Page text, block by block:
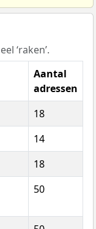
‘raken’.
Aantal
adressen
18
14
18
50